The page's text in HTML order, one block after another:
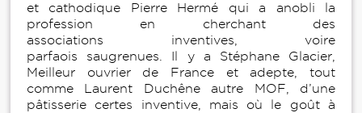
et cathodique Pierre Hermé qui a anobli la
profession en cherchant des
associations inventives, voire
parfaois saugrenues. Il y a Stéphane Glacier,
Meilleur ouvrier de France et adepte, tout
comme Laurent Duchêne autre MOF, d’une
pâtisserie certes inventive, mais où le goût à